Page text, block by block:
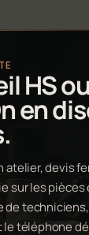
HS
en
atelier, devis
sur les pièces
le téléphone